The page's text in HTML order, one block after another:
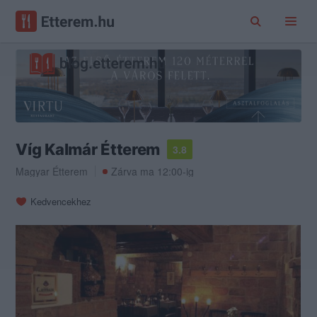
Víg Kalmár Étterem
3.8
Magyar Étterem
Zárva ma 12:00-ig
Kedvencekhez